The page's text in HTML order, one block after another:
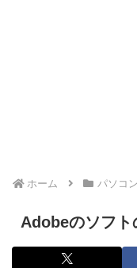
ホーム パソコ
Adobeのソフト